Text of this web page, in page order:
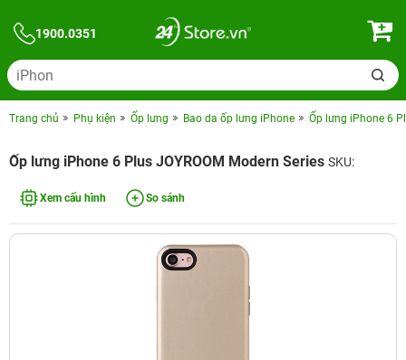
1900.0351
Trang chủ Phụ kiện Ốp lưng Bao da ốp lưng iPhone Ốp lưng iPhone 6
Ốp lưng iPhone 6 Plus JOYROOM Modern Series SKU:
Xem cấu hình So sánh